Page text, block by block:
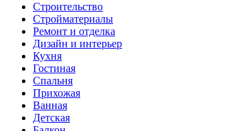
Строительство
Стройматериалы
Ремонт и отделка
Дизайн и интерьер
Кухня
Гостиная
Спальня
Прихожая
Ванная
Детская